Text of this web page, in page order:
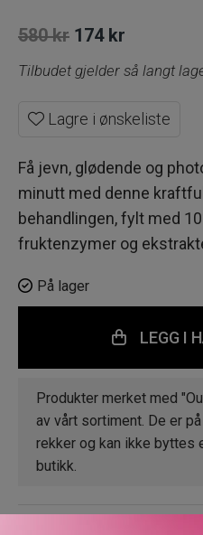
580kr Opprinnelig
pris
580 kr.
174 kr
pris
174 kr.
Tilbudet gjelder så langt
Lagre i ønskeliste
Få jevn, glødende og
minutt med denne
behandlingen, fylt med
fruktenzymer og
På lager
LEGG I
Produkter merket med
av vårt sortiment. De er
rekker og kan ikke byttes
butikk.